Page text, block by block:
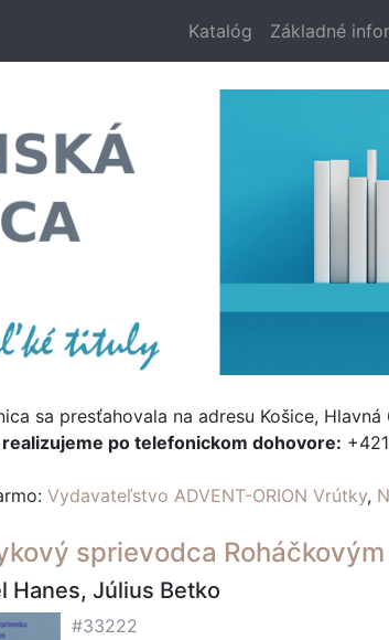
Katalóg Základné
sa presťahovala na adresu Košice, Hlavná
realizujeme po telefonickom dohovore:
Vydavateľstvo ADVENT-ORION Vrútky,
sprievodca
Hanes, Július Betko
#33222